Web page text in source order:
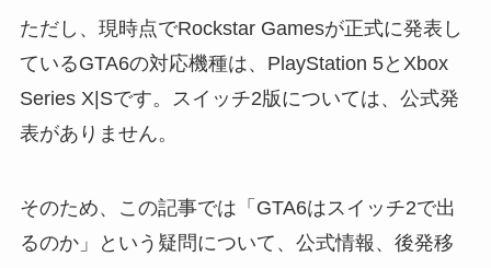
ただし、現時点でRockstar Gamesが正式に発表し
ているGTA6の対応機種は、PlayStation 5とXbox
Series X|Sです。スイッチ2版については、公式発
表がありません。
そのため、この記事では「GTA6はスイッチ2で出
るのか」という疑問について、公式情報、後発移